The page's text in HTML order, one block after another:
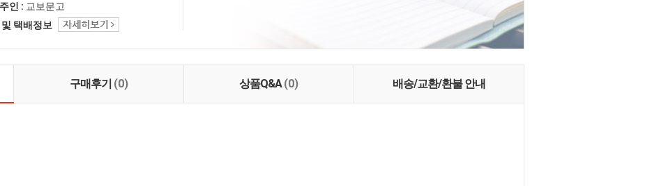
인 : 교보문고
택배정보
구매후기 (0) 상품Q&A(0) 배송/교환/환불 안내